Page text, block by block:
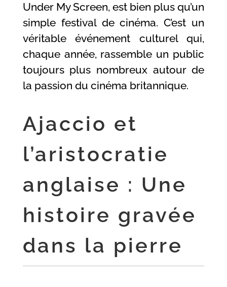
Under My Screen, est bien plus qu’un
simple festival de cinéma. C’est un
véritable événement culturel qui,
chaque année, rassemble un public
toujours plus nombreux autour de
la passion du cinéma britannique.
Ajaccio et
l’aristocratie
anglaise : Une
histoire gravée
dans la pierre